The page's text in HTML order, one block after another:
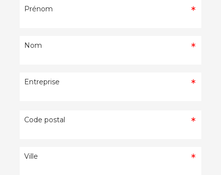
Prénom
Nom
Entreprise
Code postal
Ville